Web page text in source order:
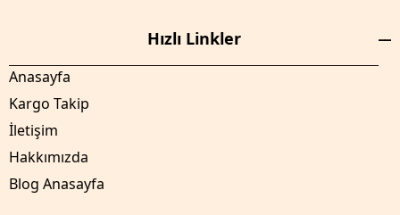
Hızlı Linkler
Anasayfa
Kargo Takip
İletişim
Hakkımızda
Blog Anasayfa